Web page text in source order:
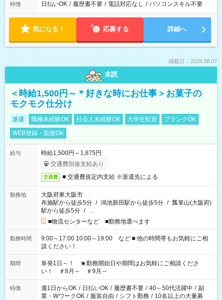
特徴 日払いOK / 履歴書不要 / 電話対応なし / パソコンスキル不要
気になる！ 応募する 詳細へ
掲載日：2026.08.07
未読
＜時給1,500円～＊好きな時にお仕事＞お菓子の
モクモク仕分け
派遣 職種未経験OK 社会人未経験OK 大学生歓迎
ブランクOK
WEB登録・面接OK
給与
時給1,500円～1,875円
交通費別途支給あり
交通費 ■ 交通費規定内支給 ※派遣先による
勤務地
大阪府東大阪市
布施駅から徒歩5分 / 鴻池新田駅から徒歩5分 / 瓢箪山(大阪府)
駅から徒歩5分 / …
■物流センターなど ■勤務地選べます
勤務時間
9:00～17:00 10:00～19:00 など ■ 他の時間帯もお気軽にご相
談ください！
期間
単発1日～！ ★勤務開始日や期間はお気軽にご相談くださ
い！ ＃8月～ ＃9月～
特徴 週1日からOK / 日払いOK / 履歴書不要 / 40～50代活躍中 / 副
業・WワークOK / 服装自由 / シフト勤務 / 10名以上の大量募